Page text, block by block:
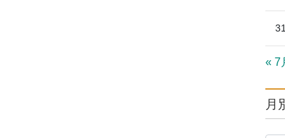
31
« 7
月